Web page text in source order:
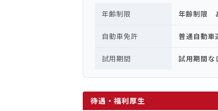
年齢制限 年齢制限
自動車免許 普通自動
試用期間 試用期間な
待遇・福利厚生